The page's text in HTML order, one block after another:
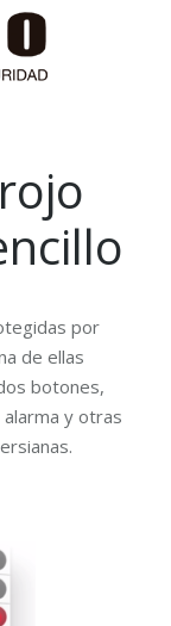
por
de ellas
botones,
y otras